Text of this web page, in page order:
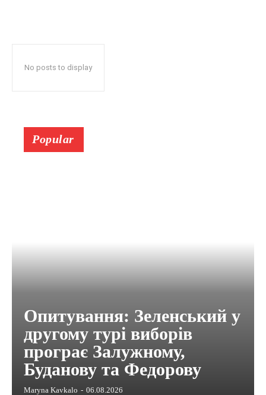
No posts to display
Popular
Опитування: Зеленський у
другому турі виборів
програє Залужному,
Буданову та Федорову
Maryna Kavkalo - 06.08.2026